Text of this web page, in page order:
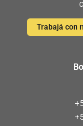
Trabajá con